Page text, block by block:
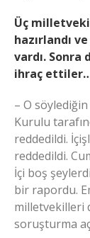
Üç
hazırlandı
vardı.
ihraç
– O
Kurulu
reddedildi.
reddedildi.
İçi boş
bir rapordu.
milletvekilleri
soruşturma